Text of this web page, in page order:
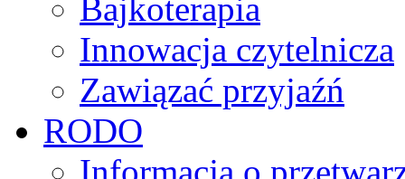
Bajkoterapia
Innowacja czytelnicza
Zawiązać przyjaźń
RODO
Informacja o